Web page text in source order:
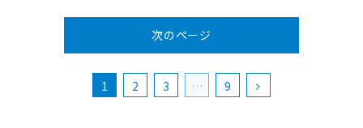
次のページ
1 2 3 … 9
次